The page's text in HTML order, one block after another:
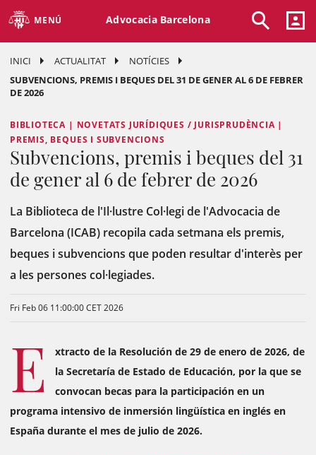
MENÚ Advocacia Barcelona
INICI ACTUALITAT
NOTÍCIES
SUBVENCIONS, PREMIS I BEQUES DEL 31 DE GENER AL 6 DE FEBRER
DE 2026
BIBLIOTECA | NOVETATS JURÍDIQUES / JURISPRUDÈNCIA |
PREMIS, BEQUES I SUBVENCIONS
Subvencions, premis i beques del 31
de gener al 6 de febrer de 2026
La Biblioteca de l'Il·lustre Col·legi de l'Advocacia de
Barcelona (ICAB) recopila cada setmana els premis,
beques i subvencions que poden resultar d'interès per
a les persones col·legiades.
Fri Feb 06 11:00:00 CET 2026
E
xtracto de la Resolución de 29 de enero de 2026, de
la Secretaría de Estado de Educación, por la que se
convocan becas para la participación en un
programa intensivo de inmersión lingüística en inglés en
España durante el mes de julio de 2026.